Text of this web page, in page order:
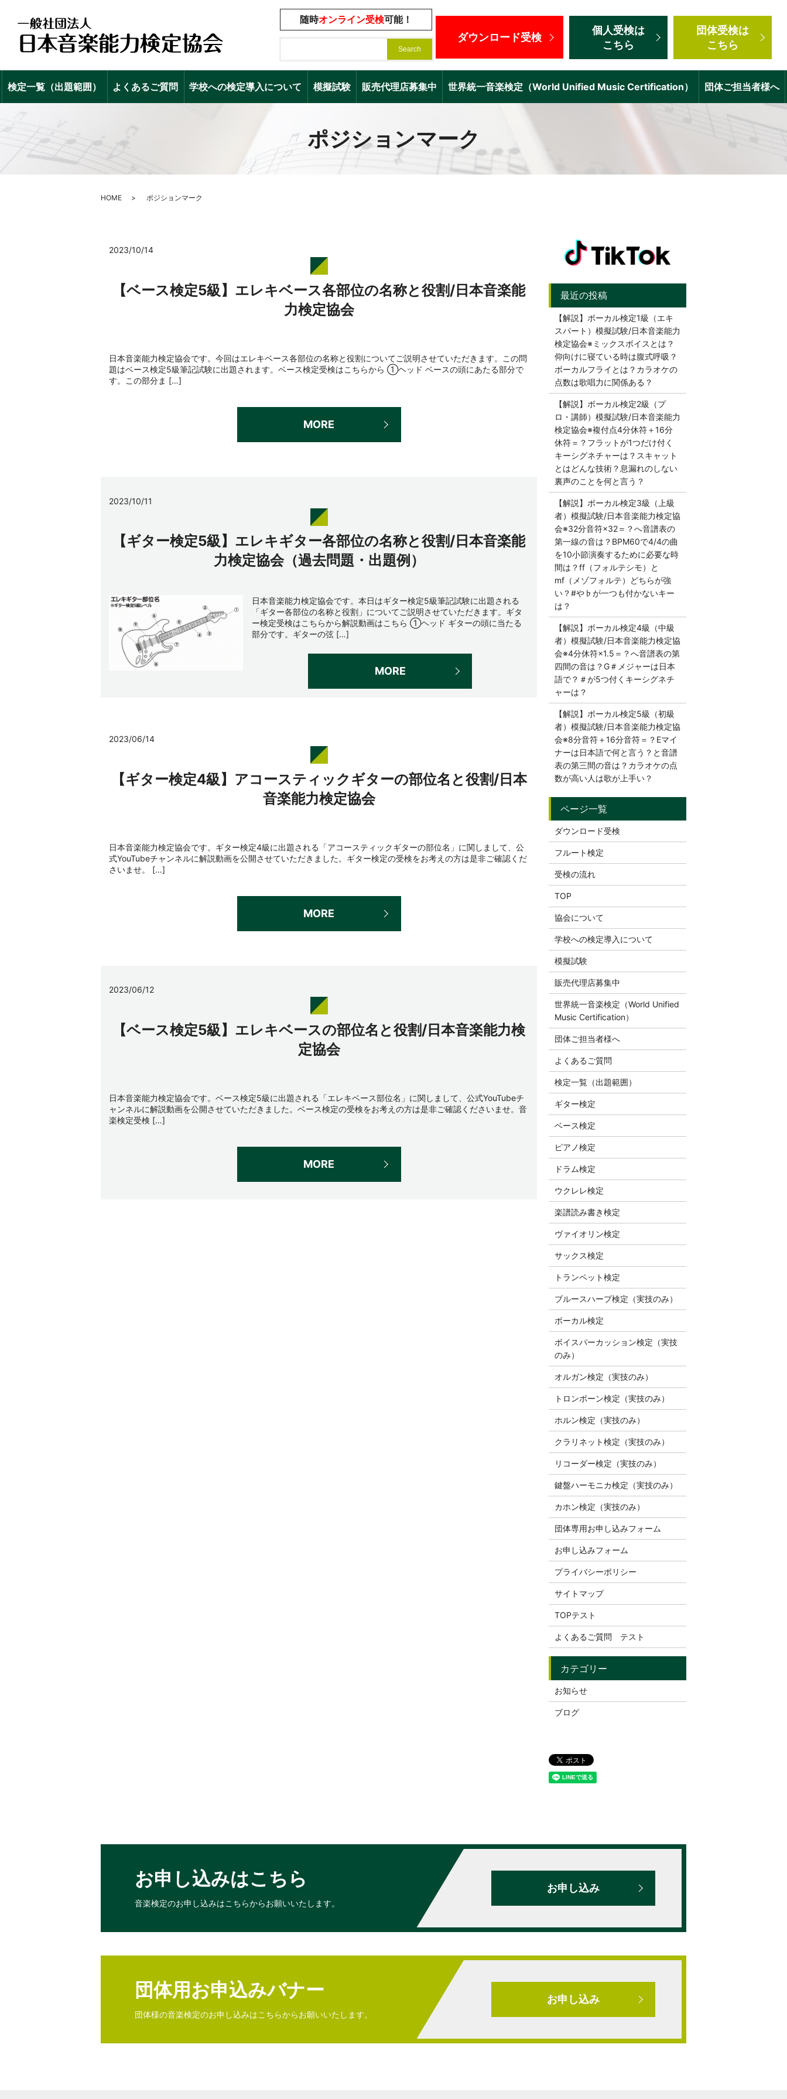
随時オンライン受検可能！
ダウンロード受検
個人受検は
こちら
団体受検は
こちら
検定一覧（出題範囲） よくあるご質問 学校への検定導入について 模擬試験 販売代理店募集中 世界統一音楽検定（World Unified Music Certification） 団体ご担当者様へ
ポジションマーク
HOME ポジションマーク
2023/10/14
【ベース検定5級】エレキベース各部位の名称と役割/日本音楽能
力検定協会
日本音楽能力検定協会です。今回はエレキベース各部位の名称と役割についてご説明させていただきます。この問
題はベース検定5級筆記試験に出題されます。ベース検定受検はこちらから ①ヘッド ベースの頭にあたる部分で
す。この部分ま […]
MORE
2023/10/11
【ギター検定5級】エレキギター各部位の名称と役割/日本音楽能
力検定協会（過去問題・出題例）
日本音楽能力検定協会です。本日はギター検定5級筆記試験に出題される
「ギター各部位の名称と役割」についてご説明させていただきます。ギタ
ー検定受検はこちらから解説動画はこちら ①ヘッド ギターの頭に当たる
部分です。ギターの弦 […]
MORE
2023/06/14
【ギター検定4級】アコースティックギターの部位名と役割/日本
音楽能力検定協会
日本音楽能力検定協会です。ギター検定4級に出題される「アコースティックギターの部位名」に関しまして、公
式YouTubeチャンネルに解説動画を公開させていただきました。ギター検定の受検をお考えの方は是非ご確認くだ
さいませ。 […]
MORE
2023/06/12
【ベース検定5級】エレキベースの部位名と役割/日本音楽能力検
定協会
日本音楽能力検定協会です。ベース検定5級に出題される「エレキベース部位名」に関しまして、公式YouTubeチ
ャンネルに解説動画を公開させていただきました。ベース検定の受検をお考えの方は是非ご確認くださいませ。音
楽検定受検 […]
MORE
【解説】ボーカル検定1級（エキ
スパート）模擬試験/日本音楽能力
検定協会※ミックスボイスとは？
仰向けに寝ている時は腹式呼吸？
ボーカルフライとは？カラオケの
点数は歌唱力に関係ある？
【解説】ボーカル検定2級（プ
ロ・講師）模擬試験/日本音楽能力
検定協会※複付点4分休符＋16分
休符＝？フラットが1つだけ付く
キーシグネチャーは？スキャット
とはどんな技術？息漏れのしない
裏声のことを何と言う？
【解説】ボーカル検定3級（上級
者）模擬試験/日本音楽能力検定協
会※32分音符×32＝？へ音譜表の
第一線の音は？BPM60で4/4の曲
を10小節演奏するために必要な時
間は？ff（フォルテシモ）と
mf（メゾフォルテ）どちらが強
い？#や♭が一つも付かないキー
は？
【解説】ボーカル検定4級（中級
者）模擬試験/日本音楽能力検定協
会※4分休符×1.5＝？へ音譜表の第
四間の音は？G＃メジャーは日本
語で？＃が5つ付くキーシグネチ
ャーは？
【解説】ボーカル検定5級（初級
者）模擬試験/日本音楽能力検定協
会※8分音符＋16分音符＝？Eマイ
ナーは日本語で何と言う？と音譜
表の第三間の音は？カラオケの点
数が高い人は歌が上手い？
ダウンロード受検
フルート検定
受検の流れ
TOP
協会について
学校への検定導入について
模擬試験
販売代理店募集中
世界統一音楽検定（World Unified
Music Certification）
団体ご担当者様へ
よくあるご質問
検定一覧（出題範囲）
ギター検定
ベース検定
ピアノ検定
ドラム検定
ウクレレ検定
楽譜読み書き検定
ヴァイオリン検定
サックス検定
トランペット検定
ブルースハープ検定（実技のみ）
ボーカル検定
ボイスパーカッション検定（実技
のみ）
オルガン検定（実技のみ）
トロンボーン検定（実技のみ）
ホルン検定（実技のみ）
クラリネット検定（実技のみ）
リコーダー検定（実技のみ）
鍵盤ハーモニカ検定（実技のみ）
カホン検定（実技のみ）
団体専用お申し込みフォーム
お申し込みフォーム
プライバシーポリシー
サイトマップ
TOPテスト
よくあるご質問 テスト
お知らせ
ブログ
お申し込みはこちら
音楽検定のお申し込みはこちらからお願いいたします。
お申し込み
団体用お申込みバナー
団体様の音楽検定のお申し込みはこちらからお願いいたします。
お申し込み